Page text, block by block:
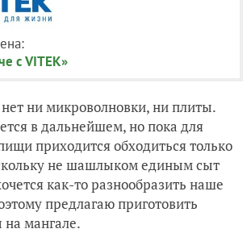
с VITEK»
ни микроволновки, ни плиты.
в дальнейшем, но пока для
приходится обходиться только
не шашлыком единым сыт
как-то разнообразить наше
предлагаю приготовить
мангале.